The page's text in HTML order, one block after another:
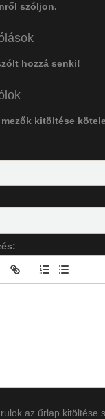
szóljon.
hozzá senki!
mezők kitöltése
az űrlap kitöltése